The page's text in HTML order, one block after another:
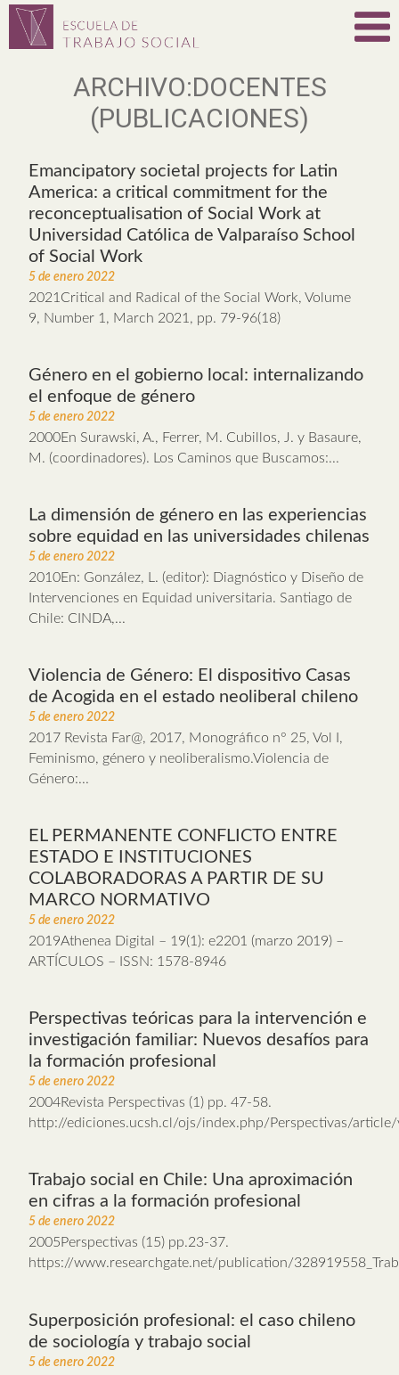
ARCHIVO:DOCENTES
(PUBLICACIONES)
Emancipatory societal projects for Latin
America: a critical commitment for the
reconceptualisation of Social Work at
Universidad Católica de Valparaíso School
of Social Work
5 de enero 2022
2021Critical and Radical of the Social Work, Volume
9, Number 1, March 2021, pp. 79-96(18)
Género en el gobierno local: internalizando
el enfoque de género
5 de enero 2022
2000En Surawski, A., Ferrer, M. Cubillos, J. y Basaure,
M. (coordinadores). Los Caminos que Buscamos:...
La dimensión de género en las experiencias
sobre equidad en las universidades chilenas
5 de enero 2022
2010En: González, L. (editor): Diagnóstico y Diseño de
Intervenciones en Equidad universitaria. Santiago de
Chile: CINDA,...
Violencia de Género: El dispositivo Casas
de Acogida en el estado neoliberal chileno
5 de enero 2022
2017 Revista Far@, 2017, Monográfico n° 25, Vol I,
Feminismo, género y neoliberalismo.Violencia de
Género:...
EL PERMANENTE CONFLICTO ENTRE
ESTADO E INSTITUCIONES
COLABORADORAS A PARTIR DE SU
MARCO NORMATIVO
5 de enero 2022
2019Athenea Digital – 19(1): e2201 (marzo 2019) –
ARTÍCULOS – ISSN: 1578-8946
Perspectivas teóricas para la intervención e
investigación familiar: Nuevos desafíos para
la formación profesional
5 de enero 2022
2004Revista Perspectivas (1) pp. 47-58.
http://ediciones.ucsh.cl/ojs/index.php/Perspectivas/
Trabajo social en Chile: Una aproximación
en cifras a la formación profesional
5 de enero 2022
2005Perspectivas (15) pp.23-37.
https://www.researchgate.net/publication/
Superposición profesional: el caso chileno
de sociología y trabajo social
5 de enero 2022